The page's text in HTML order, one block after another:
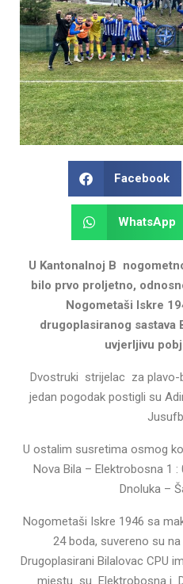
Facebook
WhatsApp
U Kantonalnoj B
bilo prvo proljetno,
Nogometaši Iskre
drugoplasiranog
uvjerljivu
Dvostruki strijelac za plavo-
jedan pogodak postigli su
U ostalim susretima osmog
Nova Bila – Elektrobosna 1
Dnoluka –
Nogometaši Iskre 1946 sa
24 boda, suvereno su
Drugoplasirani Bilalovac CPU
mjestu su Elektrobosna i